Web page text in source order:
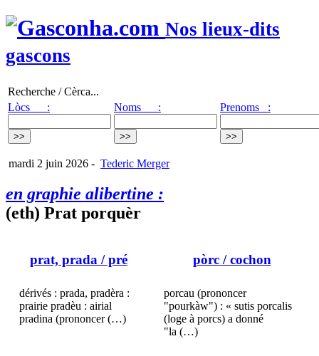
Nos lieux-dits
gascons
Recherche / Cèrca...
Lòcs :
Noms : Prenoms :
mardi 2 juin 2026 - Tederic Merger
en graphie alibertine :
(eth) Prat porquèr
prat, prada / pré
dérivés : prada, pradèra :
prairie pradèu : airial
pradina (prononcer (…)
pòrc/ cochon
porcau (prononcer
"pourkàw") : « sutis porcalis
(loge à porcs) a donné
"la (…)